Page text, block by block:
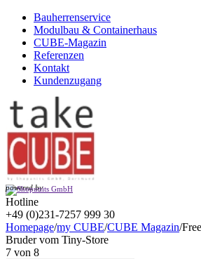
Bauherrenservice
Modulbau & Containerhaus
CUBE-Magazin
Referenzen
Kontakt
Kundenzugang
powered by
Hotline
+49 (0)231-7257 999 30
Homepage/my CUBE/CUBE Magazin/
Bruder vom Tiny-Store
7 von 8